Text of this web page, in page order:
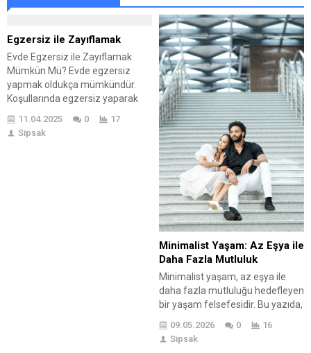
Egzersiz ile Zayıflamak
Evde Egzersiz ile Zayıflamak
Mümkün Mü? Evde egzersiz
yapmak oldukça mümkündür.
Koşullarında egzersiz yaparak
kaynağı ve vitamin alarak
diyetlere eşlik etmek ve formda
11.04.2025 0
17
Sipsak
Minimalist Yaşam: Az Eşya ile
Daha Fazla Mutluluk
Minimalist yaşam, az eşya ile
daha fazla mutluluğu hedefleyen
bir yaşam felsefesidir. Bu yazıda,
minimalist yaşamın ne olduğu ve
neden önemli olduğu ele
alınmaktadır. Temel ilkeleri
09.05.2026 0
16
Sipsak